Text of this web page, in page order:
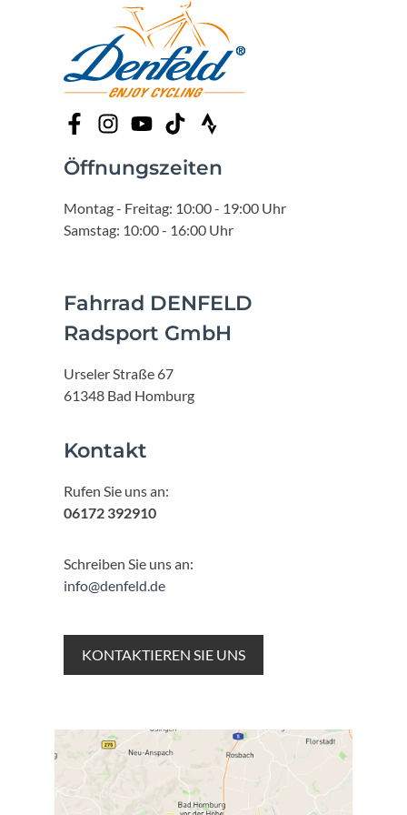
Öffnungszeiten
Montag - Freitag: 10:00 - 19:00 Uhr
Samstag: 10:00 - 16:00 Uhr
Fahrrad DENFELD
Radsport GmbH
Urseler Straße 67
61348 Bad Homburg
Kontakt
Rufen Sie uns an:
06172 392910
Schreiben Sie uns an:
info@denfeld.de
KONTAKTIEREN SIE UNS